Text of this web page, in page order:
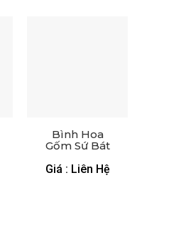
Bình Hoa
Gốm Sứ Bát
Vẽ Sen
Giá : Liên Hệ